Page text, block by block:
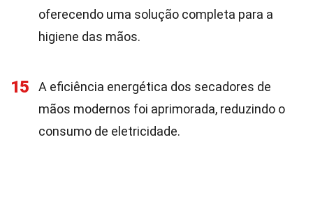
oferecendo uma solução completa para a
higiene das mãos.
15
A eficiência energética dos secadores de
mãos modernos foi aprimorada, reduzindo o
consumo de eletricidade.